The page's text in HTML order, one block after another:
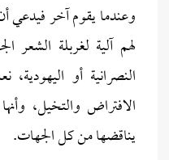
وعندما يقوم آخر
لهم آلية لغربلة الشعر
النصرانية أو
الافتراض والتخيل،
يناقضها من كل الجهات.